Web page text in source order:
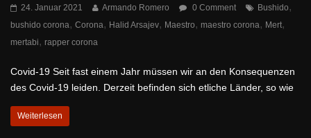
24. Januar 2021 Armando Romero 0 Comment Bushido,
bushido corona, Corona, Halid Arsajev, Maestro, maestro corona, Mert,
mertabi, rapper corona
Covid-19 Seit fast einem Jahr müssen wir an den Konsequenzen
des Covid-19 leiden. Derzeit befinden sich etliche Länder, so wie
Weiterlesen